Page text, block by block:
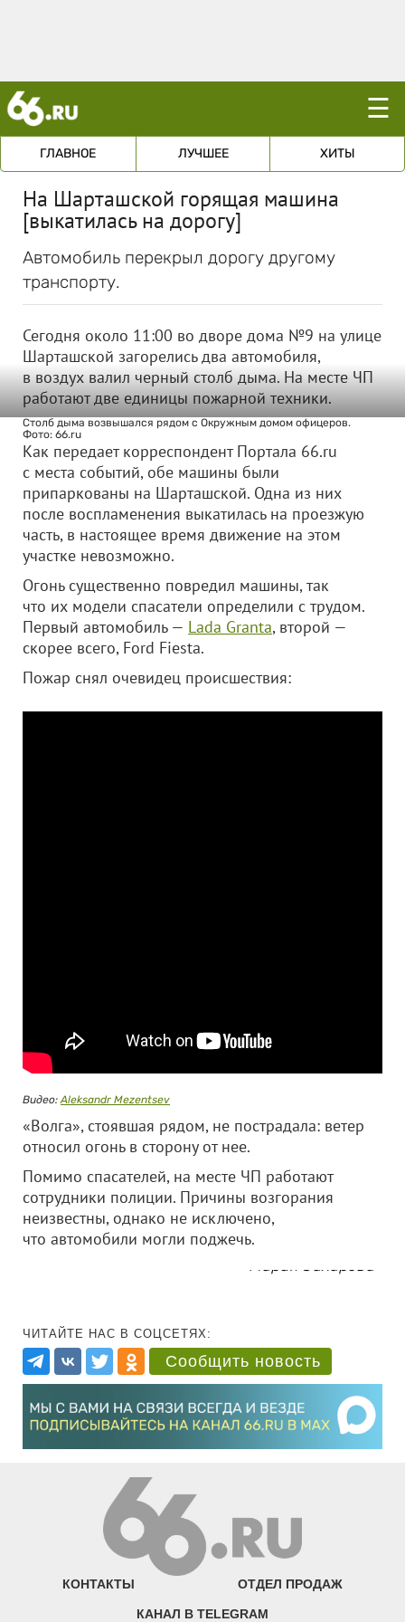
☰
ГЛАВНОЕ ЛУЧШЕЕ ХИТЫ
На Шарташской горящая машина
[выкатилась на дорогу]
Автомобиль перекрыл дорогу другому
транспорту.
Сегодня около 11:00 во дворе дома №9 на улице
Шарташской загорелись два автомобиля,
в воздух валил черный столб дыма. На месте ЧП
работают две единицы пожарной техники.
Столб дыма возвышался рядом с Окружным домом офицеров.
Фото: 66.ru
Как передает корреспондент Портала 66.ru
с места событий, обе машины были
припаркованы на Шарташской. Одна из них
после воспламенения выкатилась на проезжую
часть, в настоящее время движение на этом
участке невозможно.
Огонь существенно повредил машины, так
что их модели спасатели определили с трудом.
Первый автомобиль — Lada Granta, второй —
скорее всего, Ford Fiesta.
Пожар снял очевидец происшествия:
Видео:Aleksandr Mezentsev
«Волга», стоявшая рядом, не пострадала: ветер
относил огонь в сторону от нее.
Помимо спасателей, на месте ЧП работают
сотрудники полиции. Причины возгорания
неизвестны, однако не исключено,
что автомобили могли поджечь.
Мария Захарова
ЧИТАЙТЕ НАС В СОЦСЕТЯХ:
Сообщить новость
КОНТАКТЫ ОТДЕЛ ПРОДАЖ
КАНАЛ В TELEGRAM